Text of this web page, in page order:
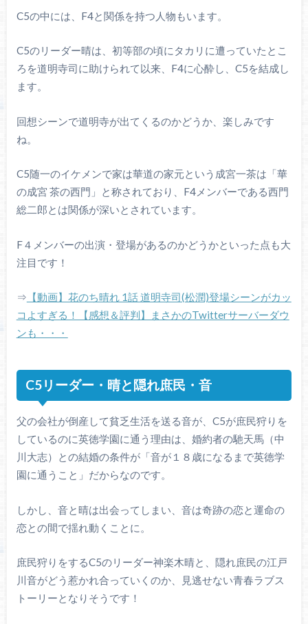
C5の中には、F4と関係を持つ人物もいます。
C5のリーダー晴は、初等部の頃にタカリに遭っていたとこ
ろを道明寺司に助けられて以来、F4に心酔し、C5を結成し
ます。
回想シーンで道明寺が出てくるのかどうか、楽しみです
ね。
C5随一のイケメンで家は華道の家元という成宮一茶は「華
の成宮 茶の西門」と称されており、F4メンバーである西門
総二郎とは関係が深いとされています。
F４メンバーの出演・登場があるのかどうかといった点も大
注目です！
⇒ 【動画】花のち晴れ 1話 道明寺司(松潤)登場シーンがカッ
コよすぎる！【感想＆評判】まさかのTwitterサーバーダウ
ンも・・・
C5リーダー・晴と隠れ庶民・音
父の会社が倒産して貧乏生活を送る音が、C5が庶民狩りを
しているのに英徳学園に通う理由は、婚約者の馳天馬（中
川大志）との結婚の条件が「音が１８歳になるまで英徳学
園に通うこと」だからなのです。
しかし、音と晴は出会ってしまい、音は奇跡の恋と運命の
恋との間で揺れ動くことに。
庶民狩りをするC5のリーダー神楽木晴と、隠れ庶民の江戸
川音がどう惹かれ合っていくのか、見逃せない青春ラブス
トーリーとなりそうです！